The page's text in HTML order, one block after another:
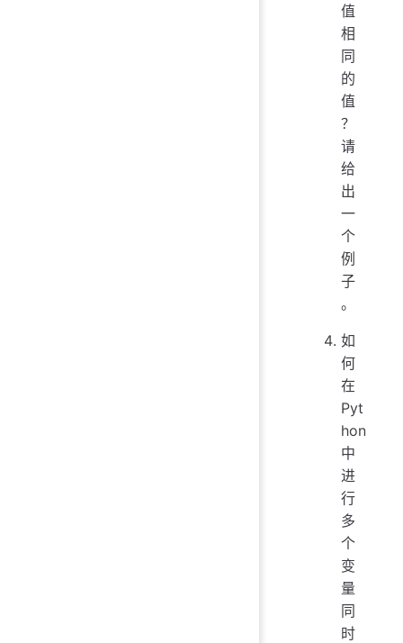
值
相
同
的
值
？
请
给
出
一
个
例
子
。
如
何
在
Pyt
hon
中
进
行
多
个
变
量
同
时